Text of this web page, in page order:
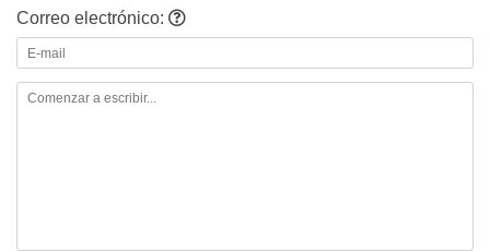
Correo electrónico: